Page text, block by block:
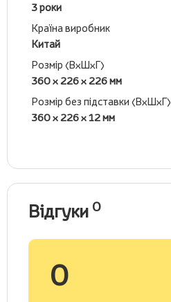
3 роки
Країна виробник
Китай
Розмір (ВхШхГ)
360 x 226 x 226 мм
Розмір без підставки (ВхШхГ)
360 x 226 x 12 мм
Відгуки 0
0